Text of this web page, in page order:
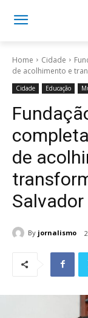
Home Cidade
de acolhimento e
Cidade Educação
de
Salvador
By jornalismo